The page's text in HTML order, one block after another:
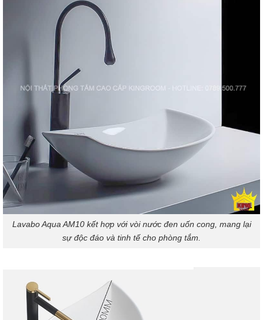
Lavabo Aqua AM10 kết hợp với vòi nước đen uốn cong, mang lại
sự độc đáo và tinh tế cho phòng tắm.